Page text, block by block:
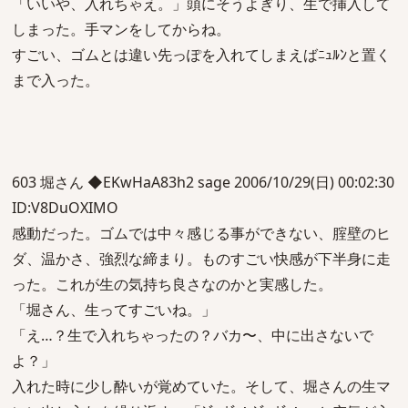
しまった。手マンをしてからね。
すごい、ゴムとは違い先っぽを入れてしまえばﾆｭﾙﾝと置く
まで入った。
603 堀さん ◆EKwHaA83h2 sage 2006/10/29(日) 00:02:30
ID:V8DuOXIMO
感動だった。ゴムでは中々感じる事ができない、腟壁のヒ
ダ、温かさ、強烈な締まり。ものすごい快感が下半身に走
った。これが生の気持ち良さなのかと実感した。
「堀さん、生ってすごいね。」
「え…？生で入れちゃったの？バカ〜、中に出さないで
よ？」
入れた時に少し酔いが覚めていた。そして、堀さんの生マ